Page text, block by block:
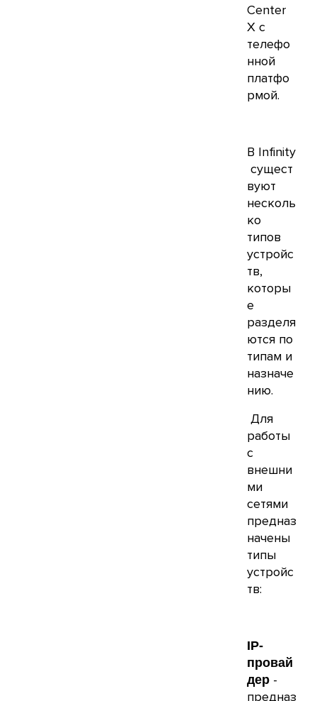
Center
X с
телефо
нной
платфо
рмой.
В Infinity
сущест
вуют
несколь
ко
типов
устройс
тв,
которы
е
разделя
ются по
типам и
назначе
нию.
Для
работы
с
внешни
ми
сетями
предназ
начены
типы
устройс
тв:
IP-
провай
дер -
предназ